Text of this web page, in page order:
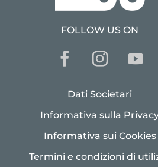
FOLLOW US ON
Dati Societari
Informativa sulla
Informativa sui Cookies
Termini e condizioni di